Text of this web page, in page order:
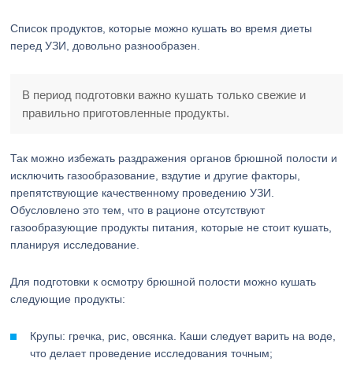
Список продуктов, которые можно кушать во время диеты
перед УЗИ, довольно разнообразен.
В период подготовки важно кушать только свежие и
правильно приготовленные продукты.
Так можно избежать раздражения органов брюшной полости и
исключить газообразование, вздутие и другие факторы,
препятствующие качественному проведению УЗИ.
Обусловлено это тем, что в рационе отсутствуют
газообразующие продукты питания, которые не стоит кушать,
планируя исследование.
Для подготовки к осмотру брюшной полости можно кушать
следующие продукты:
Крупы: гречка, рис, овсянка. Каши следует варить на воде,
что делает проведение исследования точным;